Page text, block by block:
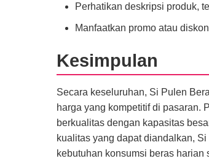
Perhatikan deskripsi produk,
Manfaatkan promo atau
Kesimpulan
Secara keseluruhan, Si Pulen
harga yang kompetitif di pasaran.
berkualitas dengan kapasitas
kualitas yang dapat diandalkan,
kebutuhan konsumsi beras harian